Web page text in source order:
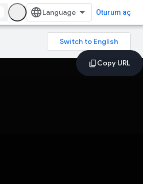
Oturum aç